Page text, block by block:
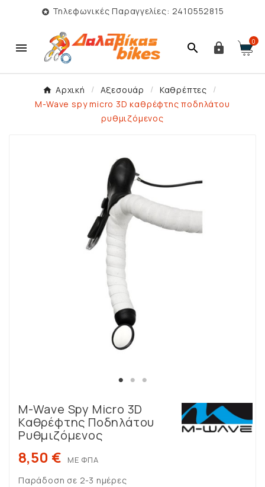
 Τηλεφωνικές Παραγγελίες: 2410552815
   0
Αρχική Αξεσουάρ
Καθρέπτες
M-Wave spy micro 3D καθρέφτης ποδηλάτου
ρυθμιζόμενος
M-Wave Spy Micro 3D
Καθρέφτης Ποδηλάτου
Ρυθμιζόμενος
8,50 € ΜΕ ΦΠΑ
Παράδοση σε 2-3 ημέρες